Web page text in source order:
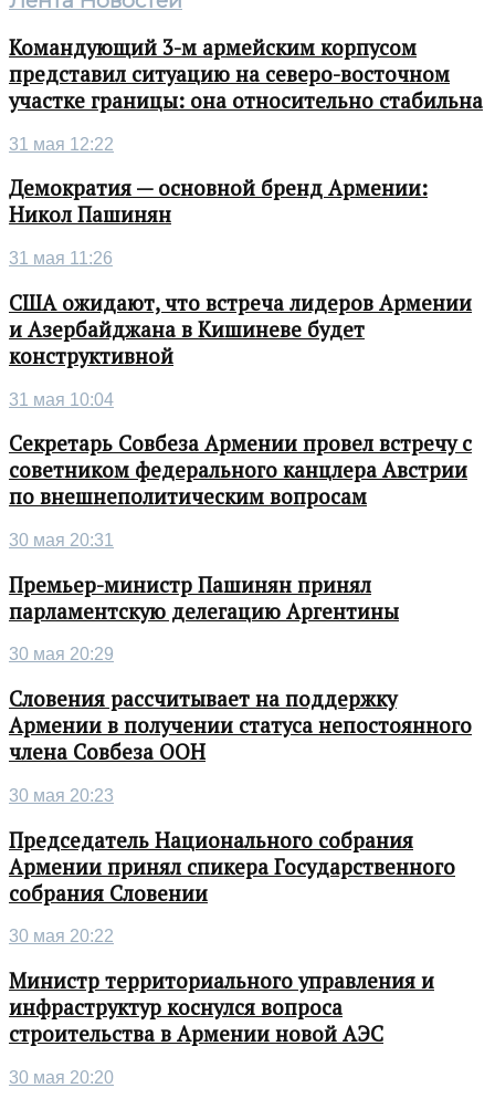
Командующий 3-м армейским корпусом
представил ситуацию на северо-восточном
участке границы: она относительно стабильна
31 мая 12:22
Демократия — основной бренд Армении:
Никол Пашинян
31 мая 11:26
США ожидают, что встреча лидеров Армении
и Азербайджана в Кишиневе будет
конструктивной
31 мая 10:04
Секретарь Совбеза Армении провел встречу с
советником федерального канцлера Австрии
по внешнеполитическим вопросам
30 мая 20:31
Премьер-министр Пашинян принял
парламентскую делегацию Аргентины
30 мая 20:29
Словения рассчитывает на поддержку
Армении в получении статуса непостоянного
члена Совбеза ООН
30 мая 20:23
Председатель Национального собрания
Армении принял спикера Государственного
собрания Словении
30 мая 20:22
Министр территориального управления и
инфраструктур коснулся вопроса
строительства в Армении новой АЭС
30 мая 20:20